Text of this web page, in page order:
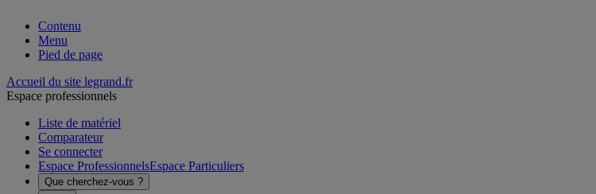
Contenu
Menu
Pied de page
Accueil du site legrand.fr
Espace professionnels
Liste de matériel
Comparateur
Se connecter
Espace ProfessionnelsEspace Particuliers
Que cherchez-vous ?